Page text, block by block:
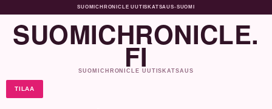
SUOMICHRONICLE UUTISKATSAUS•SUOMI
SUOMICHRONICLE.
FI
SUOMICHRONICLE UUTISKATSAUS
TILAA